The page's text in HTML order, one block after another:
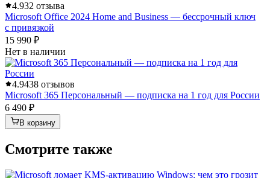
4.932 отзыва
Microsoft Office 2024 Home and Business — бессрочный ключ
с привязкой
15 990 ₽
Нет в наличии
4.9438 отзывов
Microsoft 365 Персональный — подписка на 1 год для России
6 490 ₽
В корзину
Смотрите также